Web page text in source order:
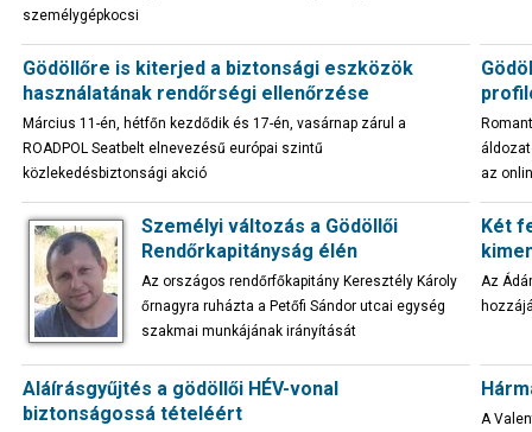
személygépkocsi
Gödöllőre is kiterjed a biztonsági eszközök
használatának rendőrségi ellenőrzése
Március 11-én, hétfőn kezdődik és 17-én, vasárnap zárul a
ROADPOL Seatbelt elnevezésű európai szintű
közlekedésbiztonsági akció
az
Személyi változás a Gödöllői
Rendőrkapitányság élén
Az országos rendőrfőkapitány Keresztély Károly
őrnagyra ruházta a Petőfi Sándor utcai egység
szakmai munkájának irányítását
Két
Az
Aláírásgyűjtés a gödöllői HÉV-vonal
biztonságossá tételéért
A